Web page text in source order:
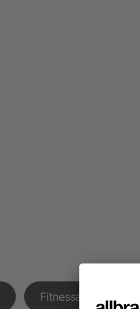
Fitnessarmbänder